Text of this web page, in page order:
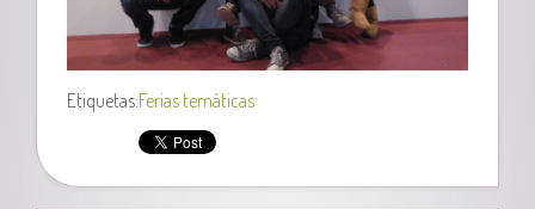
Etiquetas:Ferias temáticas